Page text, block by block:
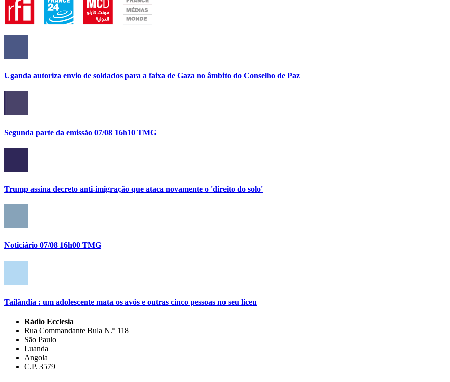
Uganda autoriza envio de soldados para a faixa de Gaza no âmbito do Conselho de Paz
Segunda parte da emissão 07/08 16h10 TMG
Trump assina decreto anti-imigração que ataca novamente o 'direito do solo'
Noticiário 07/08 16h00 TMG
Tailândia : um adolescente mata os avós e outras cinco pessoas no seu liceu
Rádio Ecclesia
Rua Commandante Bula N.º 118
São Paulo
Luanda
Angola
C.P. 3579